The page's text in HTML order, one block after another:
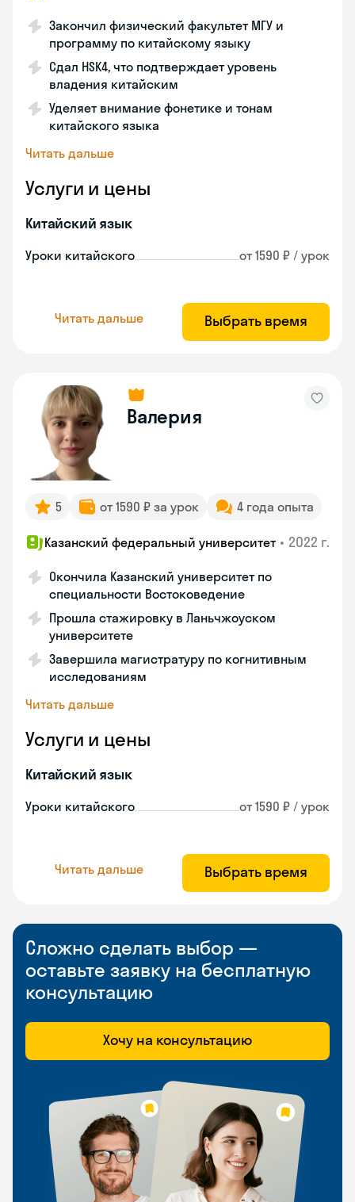
Закончил физический факультет МГУ и
программу по китайскому языку
Сдал HSK4, что подтверждает уровень
владения китайским
Уделяет внимание фонетике и тонам
китайского языка
Читать дальше
Услуги и цены
Китайский язык
Уроки китайского от 1590 ₽ / урок
Читать дальше Выбрать время
Валерия
5 от 1590 ₽ за урок 4 года опыта
Казанский федеральный университет • 2022 г.
Окончила Казанский университет по
специальности Востоковедение
Прошла стажировку в Ланьчжоуском
университете
Завершила магистратуру по когнитивным
исследованиям
Читать дальше
Услуги и цены
Китайский язык
Уроки китайского от 1590 ₽ / урок
Читать дальше Выбрать время
Сложно сделать выбор —
оставьте заявку на бесплатную
консультацию
Хочу на консультацию